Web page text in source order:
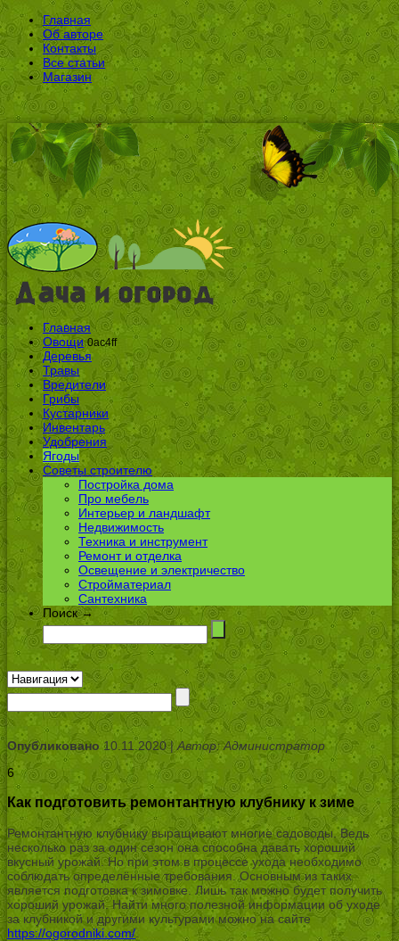
Главная
Об авторе
Контакты
Все статьи
Магазин
Главная
Овощи 0ac4ff
Деревья
Травы
Вредители
Грибы
Кустарники
Инвентарь
Удобрения
Ягоды
Советы строителю
Постройка дома
Про мебель
Интерьер и ландшафт
Недвижимость
Техника и инструмент
Ремонт и отделка
Освещение и электричество
Стройматериал
Сантехника
Поиск →
Опубликовано10.11.2020 | Автор: Администратор
6
Как подготовить ремонтантную клубнику к зиме
Ремонтантную клубнику выращивают многие садоводы. Ведь
несколько раз за один сезон она способна давать хороший
вкусный урожай. Но при этом в процессе ухода необходимо
соблюдать определённые требования. Основным из таких
является подготовка к зимовке. Лишь так можно будет получить
хороший урожай. Найти много полезной информации об уходе
за клубникой и другими культурами можно на сайте
https://ogorodniki.com/.